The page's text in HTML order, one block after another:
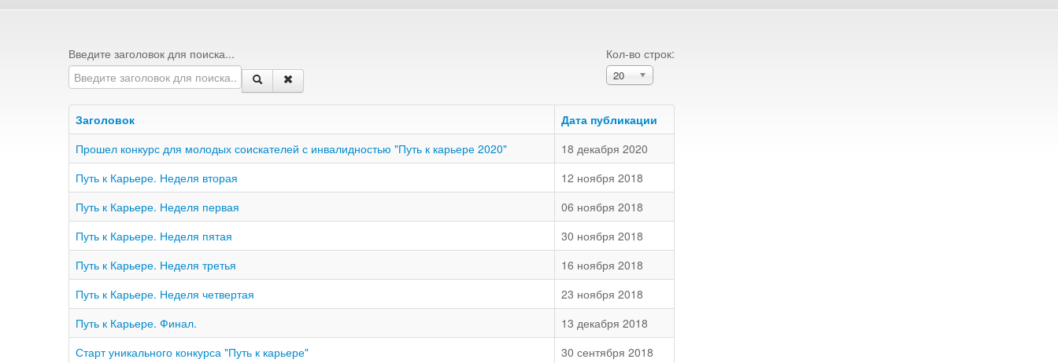
Введите заголовок для поиска... Кол-во строк:
20
Заголовок
Дата публикации
Прошел конкурс для молодых соискателей с инвалидностью "Путь к карьере 2020"
18 декабря 2020
Путь к Карьере. Неделя вторая
12 ноября 2018
Путь к Карьере. Неделя первая
06 ноября 2018
Путь к Карьере. Неделя пятая
30 ноября 2018
Путь к Карьере. Неделя третья
16 ноября 2018
Путь к Карьере. Неделя четвертая
23 ноября 2018
Путь к Карьере. Финал.
13 декабря 2018
Старт уникального конкурса "Путь к карьере"
30 сентября 2018